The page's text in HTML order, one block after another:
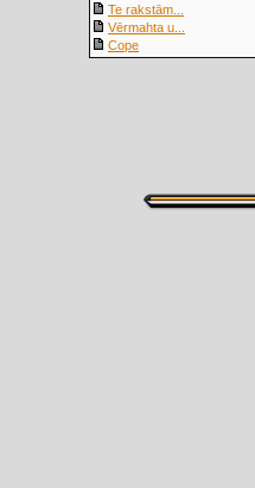
Te rakstām...
Vērmahta u...
Cope